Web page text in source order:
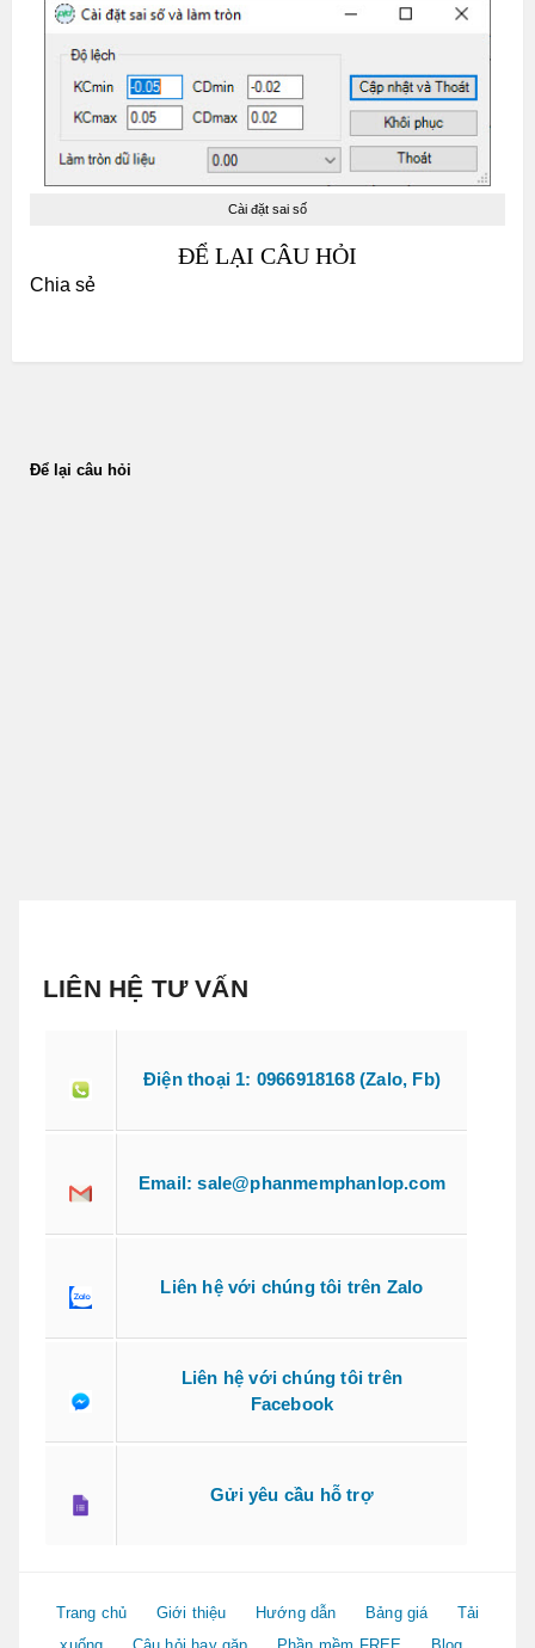
Cài đặt sai số
ĐỂ LẠI CÂU HỎI
Chia sẻ
Để lại câu hỏi
LIÊN HỆ TƯ VẤN
Điện thoại 1: 0966918168 (Zalo, Fb)
Email: sale@phanmemphanlop.com
Liên hệ với chúng tôi trên Zalo
Liên hệ với chúng tôi trên
Facebook
Gửi yêu cầu hỗ trợ
Trang chủ Giới thiệu Hướng dẫn Bảng giá
Tải